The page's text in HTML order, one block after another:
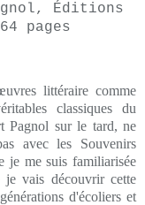
Éditions
pages
littéraire comme
classiques du
Pagnol sur le tard, ne
avec les Souvenirs
je me suis familiarisée
vais découvrir cette
d'écoliers et